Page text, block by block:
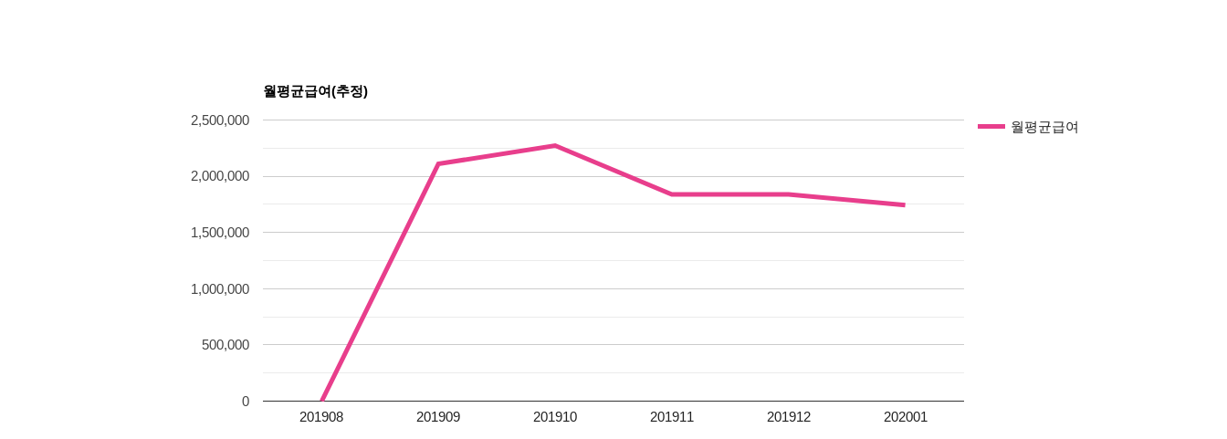
월평균급여(추정)
월평균급여
201908 201909 201910 201911 201912 202001
0
500,000
1,000,000
1,500,000
2,000,000
2,500,000